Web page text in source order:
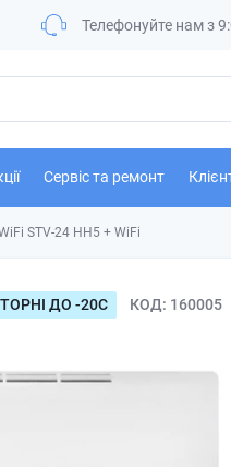
Телефонуйте нам з
Сервіс та ремонт
STV-24 HH5 + WiFi
ДО -20С КОД 160005